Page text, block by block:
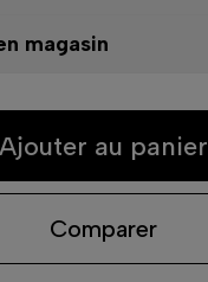
magasin
Ajouter au panier
Comparer